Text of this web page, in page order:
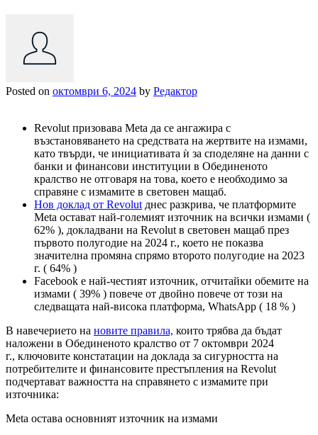
Posted on октомври 6, 2024 by Редактор
Revolut призовава Meta да се ангажира с
възстановяването на средствата на жертвите на измами,
като твърди, че инициативата ѝ за споделяне на данни с
банки и финансови институции в Обединеното
кралство не отговаря на това, което е необходимо за
справяне с измамите в световен мащаб.
Нов доклад от Revolut днес разкрива, че платформите
Meta остават най-големият източник на всички измами (
62% ), докладвани на Revolut в световен мащаб през
първото полугодие на 2024 г., което не показва
значителна промяна спрямо второто полугодие на 2023
г. ( 64% )
Facebook е най-честият източник, отчитайки обемите на
измами ( 39% ) повече от двойно повече от този на
следващата най-висока платформа, WhatsApp ( 18 % )
В навечерието на новите правила, които трябва да бъдат
наложени в Обединеното кралство от 7 октомври 2024
г., ключовите констатации на доклада за сигурността на
потребителите и финансовите престъпления на Revolut
подчертават важността на справянето с измамите при
източника:
Meta остава основният източник на измами